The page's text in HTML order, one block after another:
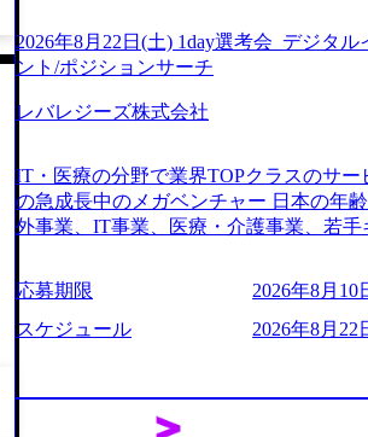
2026年8月22日(土) 1day選考会_デジタ
ント/ポジションサーチ
レバレジーズ株式会社
IT・医療の分野で業界TOPクラスのサ
の急成長中のメガベンチャー 日本の年
外事業、IT事業、医療・介護事業、若
どの人員調達できる 独立資本経営をと
orage.googleapis.com/our-vision-
242d0de-3e54-4f03-b076-
ng-xiang-ke) 「働く人」「事業・サービ
リアルを取り上げています！ (https://
大分県より「外国人留学生等受入環境整
応募期限
2026年8月10
スケジュール
2026年8月22